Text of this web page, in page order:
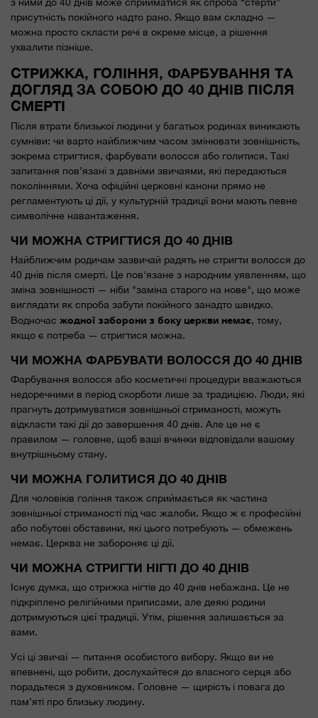
присутність покійного надто рано. Якщо вам складно —
можна просто скласти речі в окреме місце, а рішення
ухвалити пізніше.
СТРИЖКА, ГОЛІННЯ, ФАРБУВАННЯ ТА
ДОГЛЯД ЗА СОБОЮ ДО 40 ДНІВ ПІСЛЯ
СМЕРТІ
Після втрати близької людини у багатьох родинах виникають
сумніви: чи варто найближчим часом змінювати зовнішність,
зокрема стригтися, фарбувати волосся або голитися. Такі
запитання пов’язані з давніми звичаями, які передаються
поколіннями. Хоча офіційні церковні канони прямо не
регламентують ці дії, у культурній традиції вони мають певне
символічне навантаження.
ЧИ МОЖНА СТРИГТИСЯ ДО 40 ДНІВ
Найближчим родичам зазвичай радять не стригти волосся до
40 днів після смерті. Це пов'язане з народним уявленням, що
зміна зовнішності — ніби "заміна старого на нове", що може
виглядати як спроба забути покійного занадто швидко.
Водночас жодної заборони з боку церкви немає, тому,
якщо є потреба — стригтися можна.
ЧИ МОЖНА ФАРБУВАТИ ВОЛОССЯ ДО 40 ДНІВ
Фарбування волосся або косметичні процедури вважаються
недоречними в період скорботи лише за традицією. Люди, які
прагнуть дотримуватися зовнішньої стриманості, можуть
відкласти такі дії до завершення 40 днів. Але це не є
правилом — головне, щоб ваші вчинки відповідали вашому
внутрішньому стану.
ЧИ МОЖНА ГОЛИТИСЯ ДО 40 ДНІВ
Для чоловіків гоління також сприймається як частина
зовнішньої стриманості під час жалоби. Якщо ж є професійні
або побутові обставини, які цього потребують — обмежень
немає. Церква не забороняє ці дії.
ЧИ МОЖНА СТРИГТИ НІГТІ ДО 40 ДНІВ
Існує думка, що стрижка нігтів до 40 днів небажана. Це не
підкріплено релігійними приписами, але деякі родини
дотримуються цієї традиції. Утім, рішення залишається за
вами.
Усі ці звичаї — питання особистого вибору. Якщо ви не
впевнені, що робити, дослухайтеся до власного серця або
порадьтеся з духовником. Головне — щирість і повага до
пам’яті про близьку людину.